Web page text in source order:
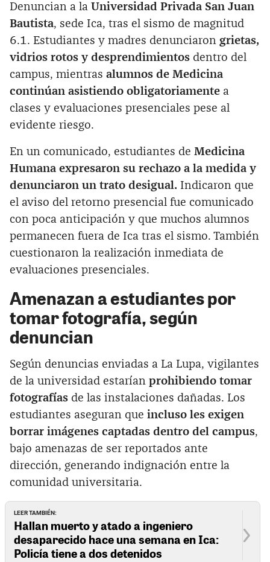
Denuncian a la Universidad Privada San Juan
Bautista, sede Ica, tras el sismo de magnitud
6.1. Estudiantes y madres denunciaron grietas,
vidrios rotos y desprendimientos dentro del
campus, mientras alumnos de Medicina
continúan asistiendo obligatoriamente a
clases y evaluaciones presenciales pese al
evidente riesgo.
En un comunicado, estudiantes de Medicina
Humana expresaron su rechazo a la medida y
denunciaron un trato desigual. Indicaron que
el aviso del retorno presencial fue comunicado
con poca anticipación y que muchos alumnos
permanecen fuera de Ica tras el sismo. También
cuestionaron la realización inmediata de
evaluaciones presenciales.
Amenazan a estudiantes por
tomar fotografía, según
denuncian
Según denuncias enviadas a La Lupa, vigilantes
de la universidad estarían prohibiendo tomar
fotografías de las instalaciones dañadas. Los
estudiantes aseguran que incluso les exigen
borrar imágenes captadas dentro del campus,
bajo amenazas de ser reportados ante
dirección, generando indignación entre la
comunidad universitaria.
LEER TAMBIÉN:
Hallan muerto y atado a ingeniero
desaparecido hace una semana en Ica:
Policía tiene a dos detenidos